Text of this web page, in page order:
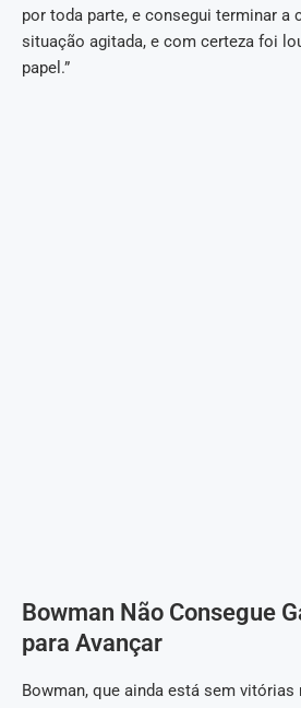
por toda parte, e consegui terminar a
situação agitada, e com certeza foi
papel.”
Bowman Não Consegue
para Avançar
Bowman, que ainda está sem vitórias